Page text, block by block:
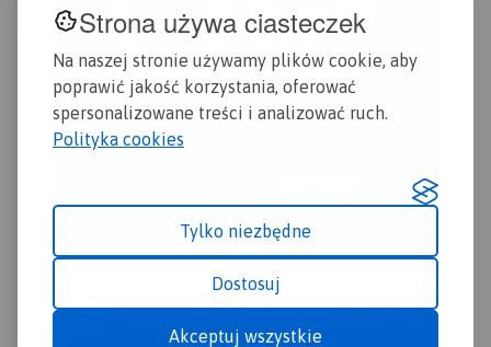
Strona używa ciasteczek
Na naszej stronie używamy plików cookie, aby
poprawić jakość korzystania, oferować
spersonalizowane treści i analizować ruch.
Polityka cookies
Tylko niezbędne
Dostosuj
Akceptuj wszystkie